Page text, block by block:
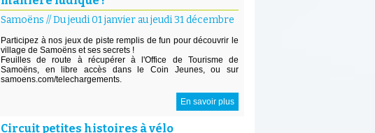
Samoëns //Du jeudi 01 janvier au jeudi 31 décembre
Participez à nos jeux de piste remplis de fun pour découvrir le
village de Samoëns et ses secrets !
Feuilles de route à récupérer à l'Office de Tourisme de
Samoëns, en libre accès dans le Coin Jeunes, ou sur
samoens.com/telechargements.
En savoir plus
Circuit petites histoires à vélo